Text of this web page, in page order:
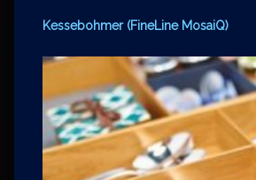
Kessebohmer (FineLine MosaiQ)